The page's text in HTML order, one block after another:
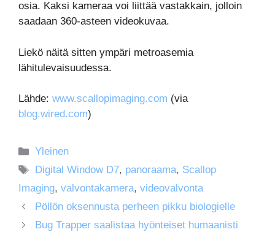
osia. Kaksi kameraa voi liittää vastakkain, jolloin
saadaan 360-asteen videokuvaa.
Liekö näitä sitten ympäri metroasemia
lähitulevaisuudessa.
Lähde: www.scallopimaging.com (via
blog.wired.com)
Kategoriat
Yleinen
Avainsanat
Digital Window D7, panoraama, Scallop
Imaging, valvontakamera, videovalvonta
Pöllön oksennusta perheen pikku biologielle
Bug Trapper saalistaa hyönteiset humaanisti